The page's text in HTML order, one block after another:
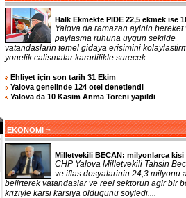
Halk Ekmekte PIDE 22,5 ekmek ise
Yalova da ramazan ayinin bereket
paylasma ruhuna uygun sekilde
vatandaslarin temel gidaya erisimini
yonelik calismalar kararlilikle surecek....
Ehliyet için son tarih 31 Ekim
Yalova genelinde 124 otel denetlendi
Yalova da 10 Kasim Anma Toreni yapildi
EKONOMI ¬
Milletvekili BECAN: milyonlarca kisi
CHP Yalova Milletvekili Tahsin
ve iflas dosyalarinin 24,3 milyonu
belirterek vatandaslar ve reel sektorun agir bir
kriziyle karsi karsiya oldugunu soyledi....